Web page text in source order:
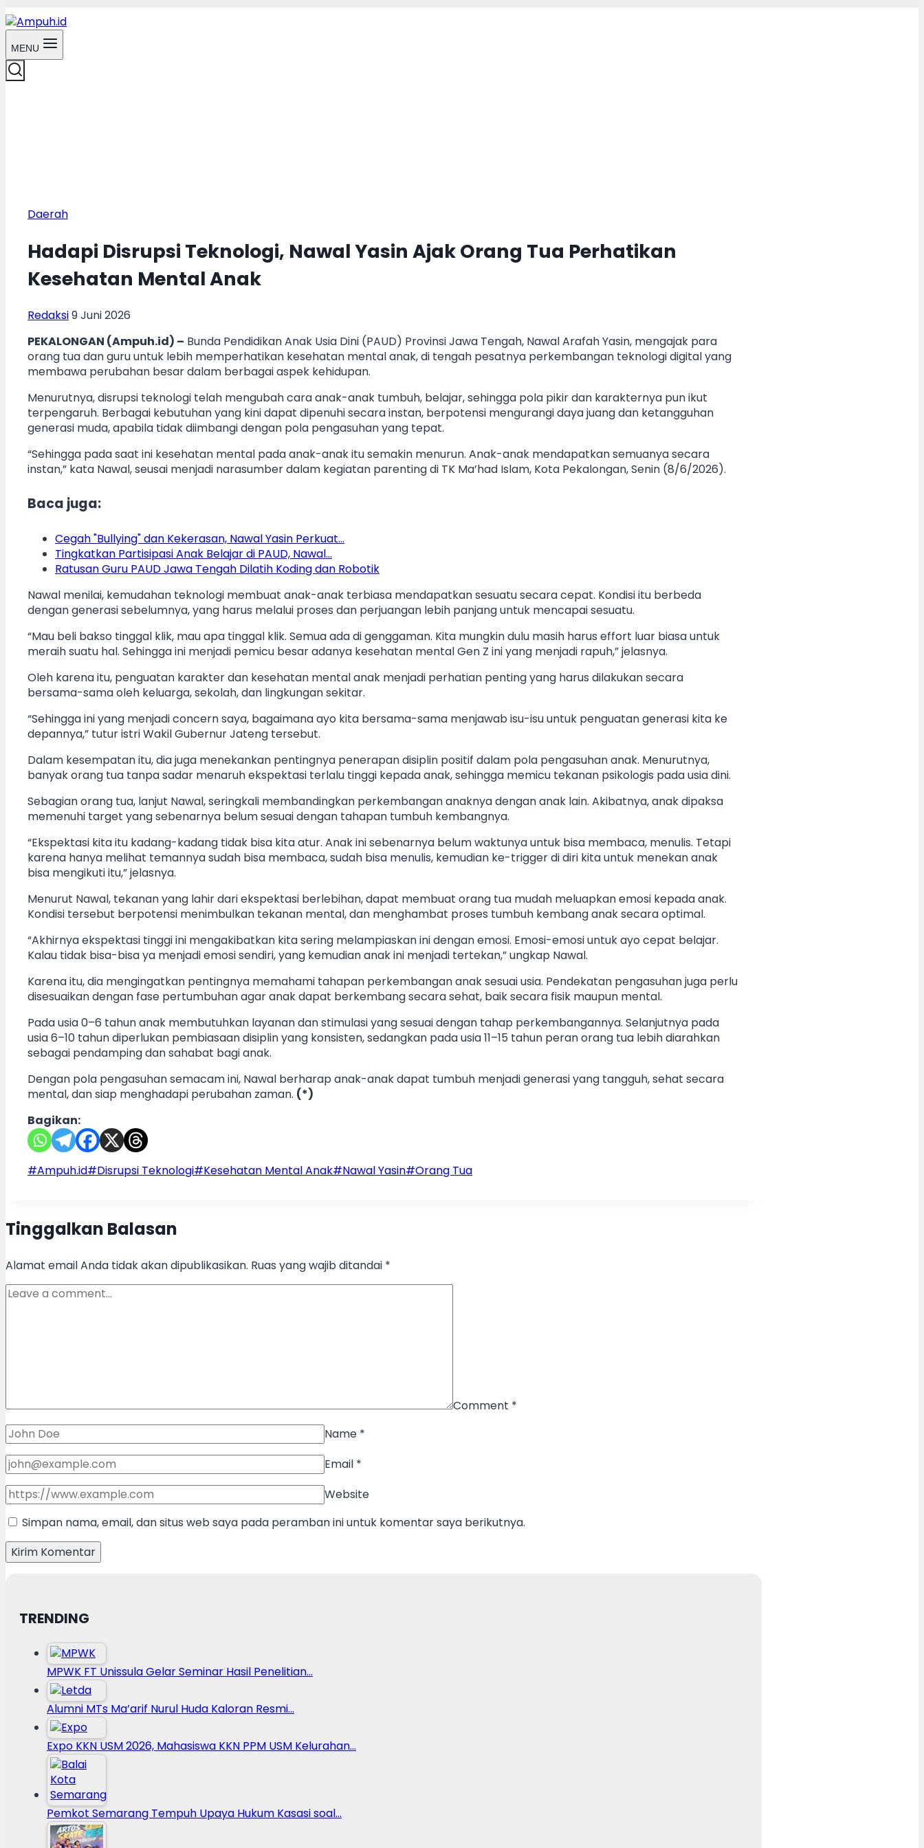
MENU
Daerah
Hadapi Disrupsi Teknologi, Nawal Yasin Ajak Orang Tua Perhatikan
Kesehatan Mental Anak
Redaksi9 Juni 2026
PEKALONGAN (Ampuh.id) – Bunda Pendidikan Anak Usia Dini (PAUD) Provinsi Jawa Tengah, Nawal Arafah Yasin, mengajak para
orang tua dan guru untuk lebih memperhatikan kesehatan mental anak, di tengah pesatnya perkembangan teknologi digital yang
membawa perubahan besar dalam berbagai aspek kehidupan.
Menurutnya, disrupsi teknologi telah mengubah cara anak-anak tumbuh, belajar, sehingga pola pikir dan karakternya pun ikut
terpengaruh. Berbagai kebutuhan yang kini dapat dipenuhi secara instan, berpotensi mengurangi daya juang dan ketangguhan
generasi muda, apabila tidak diimbangi dengan pola pengasuhan yang tepat.
“Sehingga pada saat ini kesehatan mental pada anak-anak itu semakin menurun. Anak-anak mendapatkan semuanya secara
instan,” kata Nawal, seusai menjadi narasumber dalam kegiatan parenting di TK Ma’had Islam, Kota Pekalongan, Senin (8/6/2026).
Baca juga:
Cegah "Bullying" dan Kekerasan, Nawal Yasin Perkuat…
Tingkatkan Partisipasi Anak Belajar di PAUD, Nawal…
Ratusan Guru PAUD Jawa Tengah Dilatih Koding dan Robotik
Nawal menilai, kemudahan teknologi membuat anak-anak terbiasa mendapatkan sesuatu secara cepat. Kondisi itu berbeda
dengan generasi sebelumnya, yang harus melalui proses dan perjuangan lebih panjang untuk mencapai sesuatu.
“Mau beli bakso tinggal klik, mau apa tinggal klik. Semua ada di genggaman. Kita mungkin dulu masih harus effort luar biasa untuk
meraih suatu hal. Sehingga ini menjadi pemicu besar adanya kesehatan mental Gen Z ini yang menjadi rapuh,” jelasnya.
Oleh karena itu, penguatan karakter dan kesehatan mental anak menjadi perhatian penting yang harus dilakukan secara
bersama-sama oleh keluarga, sekolah, dan lingkungan sekitar.
“Sehingga ini yang menjadi concern saya, bagaimana ayo kita bersama-sama menjawab isu-isu untuk penguatan generasi kita ke
depannya,” tutur istri Wakil Gubernur Jateng tersebut.
Dalam kesempatan itu, dia juga menekankan pentingnya penerapan disiplin positif dalam pola pengasuhan anak. Menurutnya,
banyak orang tua tanpa sadar menaruh ekspektasi terlalu tinggi kepada anak, sehingga memicu tekanan psikologis pada usia dini.
Sebagian orang tua, lanjut Nawal, seringkali membandingkan perkembangan anaknya dengan anak lain. Akibatnya, anak dipaksa
memenuhi target yang sebenarnya belum sesuai dengan tahapan tumbuh kembangnya.
“Ekspektasi kita itu kadang-kadang tidak bisa kita atur. Anak ini sebenarnya belum waktunya untuk bisa membaca, menulis. Tetapi
karena hanya melihat temannya sudah bisa membaca, sudah bisa menulis, kemudian ke-trigger di diri kita untuk menekan anak
bisa mengikuti itu,” jelasnya.
Menurut Nawal, tekanan yang lahir dari ekspektasi berlebihan, dapat membuat orang tua mudah meluapkan emosi kepada anak.
Kondisi tersebut berpotensi menimbulkan tekanan mental, dan menghambat proses tumbuh kembang anak secara optimal.
“Akhirnya ekspektasi tinggi ini mengakibatkan kita sering melampiaskan ini dengan emosi. Emosi-emosi untuk ayo cepat belajar.
Kalau tidak bisa-bisa ya menjadi emosi sendiri, yang kemudian anak ini menjadi tertekan,” ungkap Nawal.
Karena itu, dia mengingatkan pentingnya memahami tahapan perkembangan anak sesuai usia. Pendekatan pengasuhan juga perlu
disesuaikan dengan fase pertumbuhan agar anak dapat berkembang secara sehat, baik secara fisik maupun mental.
Pada usia 0–6 tahun anak membutuhkan layanan dan stimulasi yang sesuai dengan tahap perkembangannya. Selanjutnya pada
usia 6–10 tahun diperlukan pembiasaan disiplin yang konsisten, sedangkan pada usia 11–15 tahun peran orang tua lebih diarahkan
sebagai pendamping dan sahabat bagi anak.
Dengan pola pengasuhan semacam ini, Nawal berharap anak-anak dapat tumbuh menjadi generasi yang tangguh, sehat secara
mental, dan siap menghadapi perubahan zaman. (*)
Bagikan:
Post
#Ampuh.id#Disrupsi Teknologi#Kesehatan Mental Anak#Nawal Yasin#Orang Tua
Tinggalkan Balasan
Alamat email Anda tidak akan dipublikasikan. Ruas yang wajib ditandai *
Comment *
Name *
Email *
Website
Simpan nama, email, dan situs web saya pada peramban ini untuk komentar saya berikutnya.
TRENDING
MPWK FT Unissula Gelar Seminar Hasil Penelitian…
Alumni MTs Ma’arif Nurul Huda Kaloran Resmi…
Expo KKN USM 2026, Mahasiswa KKN PPM USM Kelurahan…
Pemkot Semarang Tempuh Upaya Hukum Kasasi soal…